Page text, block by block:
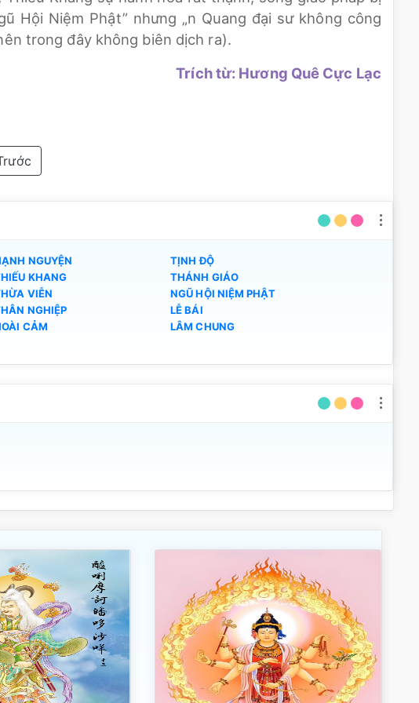
Hội Niệm Phật” nhưng „n Quang đại sư không công
trong đây không biên dịch ra).
Trích từ: Hương Quê Cực Lạc
NGUYỆN
TỊNH ĐỘ
KHANG
THÁNH GIÁO
VIỄN
NGŨ HỘI NIỆM PHẬT
NGHIỆP
LỄ BÁI
CẢM
LÂM CHUNG